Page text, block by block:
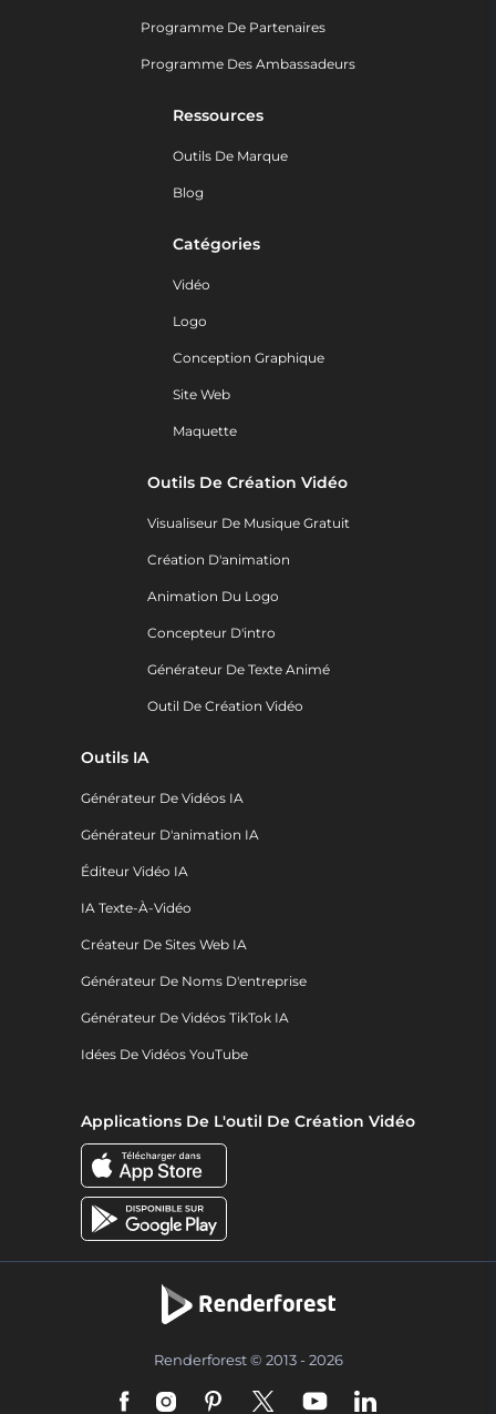
Programme De Partenaires
Programme Des Ambassadeurs
Ressources
Outils De Marque
Blog
Catégories
Vidéo
Logo
Conception Graphique
Site Web
Maquette
Outils De Création Vidéo
Visualiseur De Musique Gratuit
Création D'animation
Animation Du Logo
Concepteur D'intro
Générateur De Texte Animé
Outil De Création Vidéo
Outils IA
Générateur De Vidéos IA
Générateur D'animation IA
Éditeur Vidéo IA
IA Texte-À-Vidéo
Créateur De Sites Web IA
Générateur De Noms D'entreprise
Générateur De Vidéos TikTok IA
Idées De Vidéos YouTube
Applications De L'outil De Création Vidéo
Renderforest © 2013 - 2026